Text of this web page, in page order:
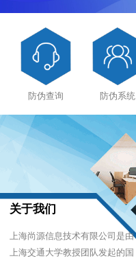
防伪查询 防伪系统
关于我们
上海尚源信息技术有限公司是由
上海交通大学教授团队发起的国